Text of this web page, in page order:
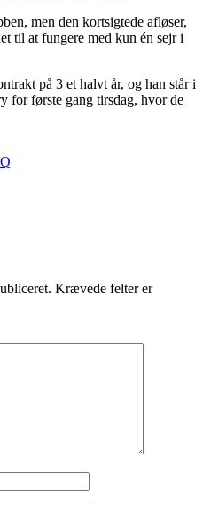
men den kortsigtede afløser,
til at fungere med kun én sejr i
på 3 et halvt år, og han står i
for første gang tirsdag, hvor de
Krævede felter er